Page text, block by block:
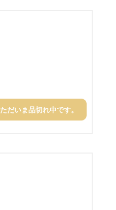
ただいま品切れ中です。